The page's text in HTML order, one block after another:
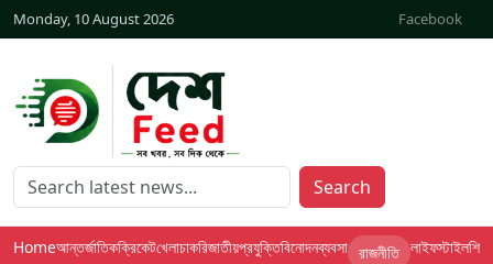
Monday, 10 August 2026 Facebook
Search
Homeআন্তর্জাতিকক্রিকেটখেলাচাকরিজাতীয়প্রযুক্তিবিনোদনব্যবসা রাজনীতি লাইফস্টাইলশিক্ষা